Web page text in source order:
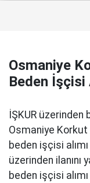
Osmaniye
Beden İşçisi
İŞKUR üzerinden
Osmaniye
beden işçisi
üzerinden ilanını
beden işçisi